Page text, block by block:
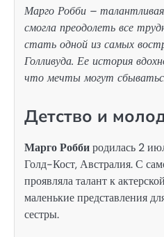
Марго Робби –
смогла преодолеть все
стать одной из самых
Голливуда. Ее история
что мечты могут
Детство и
Марго Роббиродилась 2
Голд-Кост, Австралия. С
проявляла талант к
маленькие представления
сестры.